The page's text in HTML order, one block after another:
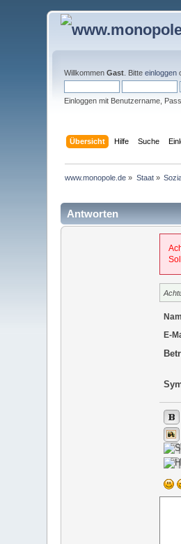
WillkommenGast . Bitteeinloggen
Einloggen mit Benutzername,
Übersicht Hilfe Suche
www.monopole.de » Staat»
Antworten
E-